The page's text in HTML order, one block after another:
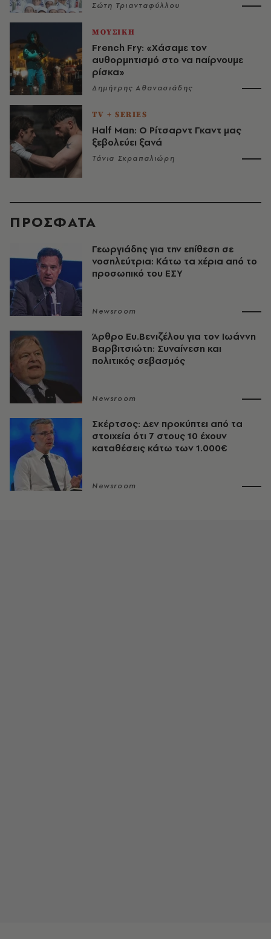
Σώτη Τριανταφύλλου
ΜΟΥΣΙΚΗ
French Fry: «Χάσαμε τον
αυθορμητισμό στο να παίρνουμε
ρίσκα»
Δημήτρης Αθανασιάδης
TV + SERIES
Half Man: Ο Ρίτσαρντ Γκαντ μας
ξεβολεύει ξανά
Τάνια Σκραπαλιώρη
ΠΡΟΣΦΑΤΑ
Γεωργιάδης για την επίθεση σε
νοσηλεύτρια: Κάτω τα χέρια από το
προσωπικό του ΕΣΥ
Newsroom
Άρθρο Ευ.Βενιζέλου για τον Iωάννη
Βαρβιτσιώτη: Συναίνεση και
πολιτικός σεβασμός
Newsroom
Σκέρτσος: Δεν προκύπτει από τα
στοιχεία ότι 7 στους 10 έχουν
καταθέσεις κάτω των 1.000€
Newsroom